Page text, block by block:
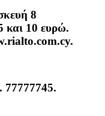
8
και 10 ευρώ.
77777745.